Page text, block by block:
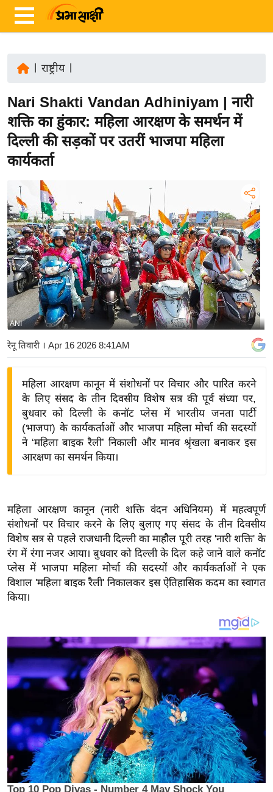
ज़ा
ख
ब
र
ष्ट्री
य
अं
त
र्रा
ष्ट्री
य
बि
ज़
ने
स
द्यो
ष
ज्ञ
रा
य
ब
ज
ट
ल
क्रि
के
ट
P
L
2
0
2
राष्ट्रीय|
Nari Shakti Vandan Adhiniyam | नारी
शक्ति का हुंकार: महिला आरक्षण के समर्थन में
दिल्ली की सड़कों पर उतरीं भाजपा महिला
कार्यकर्ता
ANI
रेनू तिवारी । Apr 16 2026 8:41AM
महिला आरक्षण कानून में संशोधनों पर विचार और पारित करने
के लिए संसद के तीन दिवसीय विशेष सत्र की पूर्व संध्या पर,
बुधवार को दिल्ली के कनॉट प्लेस में भारतीय जनता पार्टी
(भाजपा) के कार्यकर्ताओं और भाजपा महिला मोर्चा की सदस्यों
ने ‘महिला बाइक रैली’ निकाली और मानव श्रृंखला बनाकर इस
आरक्षण का समर्थन किया।
महिला आरक्षण कानून (नारी शक्ति वंदन अधिनियम) में महत्वपूर्ण
संशोधनों पर विचार करने के लिए बुलाए गए संसद के तीन दिवसीय
विशेष सत्र से पहले राजधानी दिल्ली का माहौल पूरी तरह 'नारी शक्ति' के
रंग में रंगा नजर आया। बुधवार को दिल्ली के दिल कहे जाने वाले कनॉट
प्लेस में भाजपा महिला मोर्चा की सदस्यों और कार्यकर्ताओं ने एक
विशाल 'महिला बाइक रैली' निकालकर इस ऐतिहासिक कदम का स्वागत
किया।